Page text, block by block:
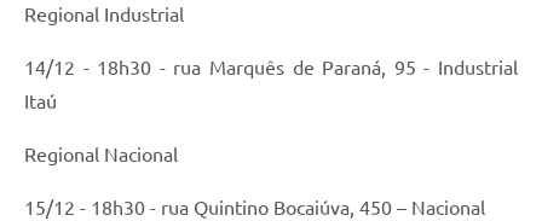
Regional Industrial
14/12 - 18h30 - rua Marquês de Paraná, 95 - Industrial
Itaú
Regional Nacional
15/12 - 18h30 - rua Quintino Bocaiúva, 450 – Nacional